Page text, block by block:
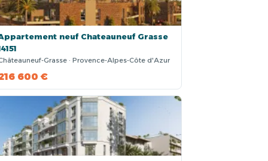
neuf Chateauneuf Grasse
Grasse · Provence-Alpes-Côte d'Azur
600 €